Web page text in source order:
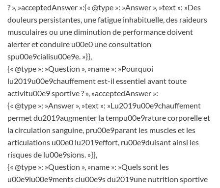
? », »acceptedAnswer »:{« @type »: »Answer », »text »: »Des
douleurs persistantes, une fatigue inhabituelle, des raideurs
musculaires ou une diminution de performance doivent
alerter et conduire u00e0 une consultation
spu00e9cialisu00e9e. »}},
{« @type »: »Question », »name »: »Pourquoi
lu2019u00e9chauffement est-il essentiel avant toute
activitu00e9 sportive ? », »acceptedAnswer »:
{« @type »: »Answer », »text »: »Lu2019u00e9chauffement
permet du2019augmenter la tempu00e9rature corporelle et
la circulation sanguine, pru00e9parant les muscles et les
articulations u00e0 lu2019effort, ru00e9duisant ainsi les
risques de lu00e9sions. »}},
{« @type »: »Question », »name »: »Quels sont les
u00e9lu00e9ments clu00e9s du2019une nutrition sportive